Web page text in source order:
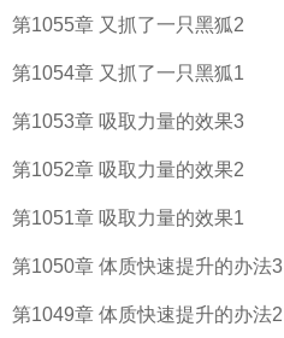
第1055章 又抓了一只黑狐2
第1054章 又抓了一只黑狐1
第1053章 吸取力量的效果3
第1052章 吸取力量的效果2
第1051章 吸取力量的效果1
第1050章 体质快速提升的办法3
第1049章 体质快速提升的办法2